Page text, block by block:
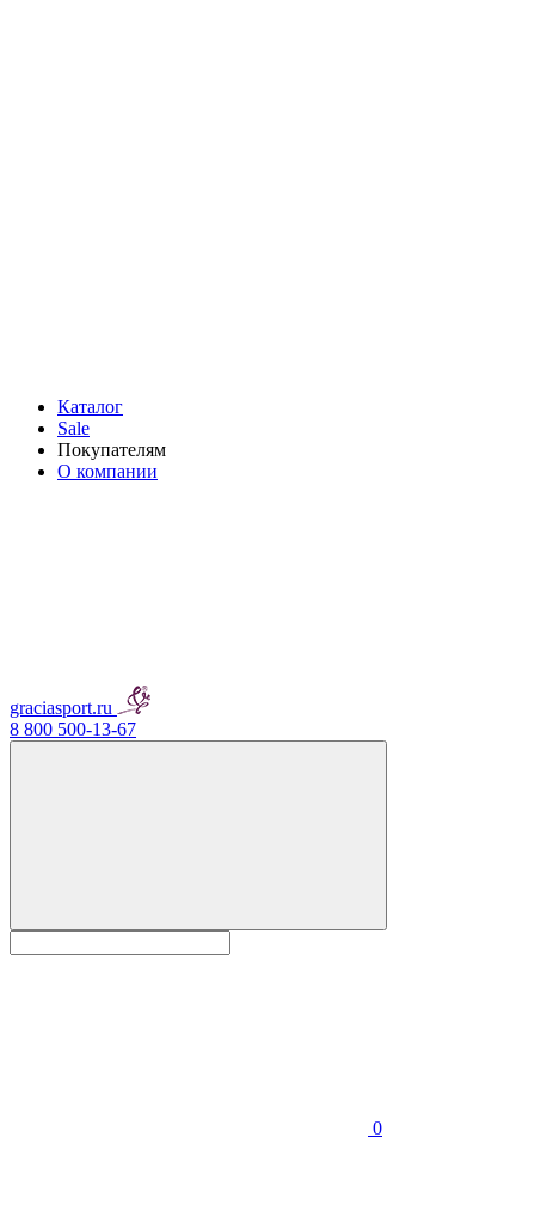
Каталог
Sale
Покупателям
О компании
graciasport.ru
8 800 500-13-67
0